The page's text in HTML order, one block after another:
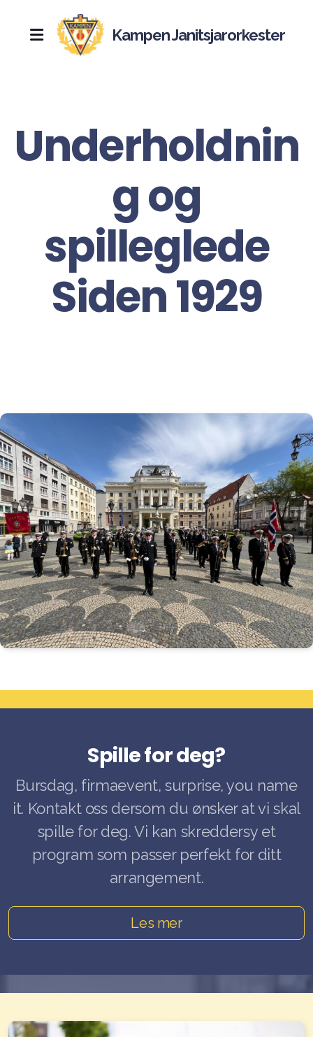
Kampen Janitsjarorkester
Underholdnin
g og
spilleglede
Siden 1929
Spille for deg?
Bursdag, firmaevent, surprise, you name
it. Kontakt oss dersom du ønsker at vi skal
spille for deg. Vi kan skreddersy et
program som passer perfekt for ditt
arrangement.
Les mer
Hall of fame
Kjenningsmelodier
Styret
Spille for deg?
Bli medlem?
Arrangementer og planlegging
Styre og stell
Gamle historier